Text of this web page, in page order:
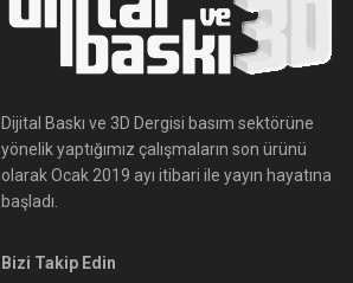
Dijital Baskı ve 3D Dergisi basım sektörüne
yönelik yaptığımız çalışmaların son ürünü
olarak Ocak 2019 ayı itibari ile yayın hayatına
başladı.
Bizi Takip Edin